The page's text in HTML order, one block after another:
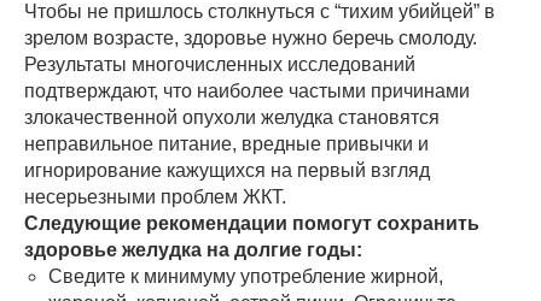
Чтобы не пришлось столкнуться с “тихим убийцей” в
зрелом возрасте, здоровье нужно беречь смолоду.
Результаты многочисленных исследований
подтверждают, что наиболее частыми причинами
злокачественной опухоли желудка становятся
неправильное питание, вредные привычки и
игнорирование кажущихся на первый взгляд
несерьезными проблем ЖКТ.
Следующие рекомендации помогут сохранить
здоровье желудка на долгие годы:
Сведите к минимуму употребление жирной,